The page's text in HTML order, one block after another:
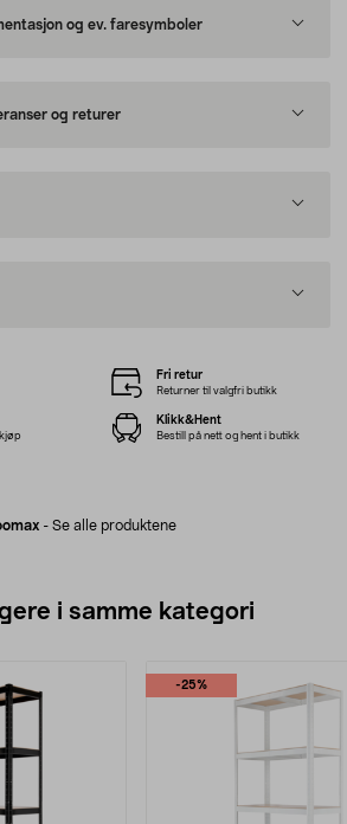
og ev. faresymboler
og returer
- Se alle produktene
Fri retur
Returner til valgfri butikk
Klikk&Hent
Bestill på nett og hent i butikk
i samme kategori
-25%